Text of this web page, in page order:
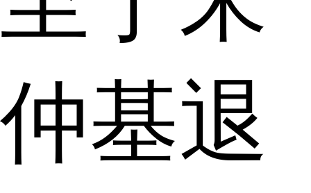
仲基退